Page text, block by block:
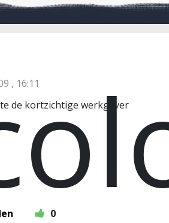
, 16:11
de kortzichtige werkgever
0